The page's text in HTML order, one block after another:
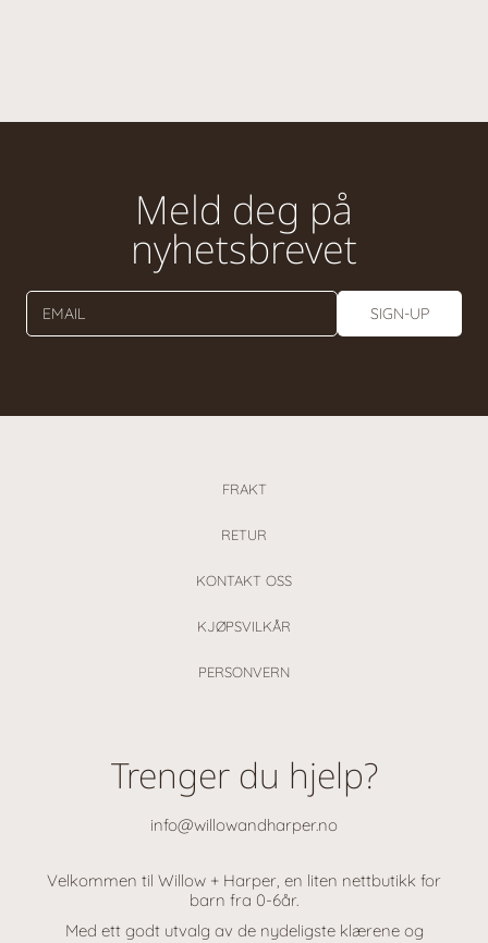
Meld deg på
nyhetsbrevet
EMAIL SIGN-UP
FRAKT
RETUR
KONTAKT OSS
KJØPSVILKÅR
PERSONVERN
Trenger du hjelp?
info@willowandharper.no
Velkommen til Willow + Harper, en liten nettbutikk for
barn fra 0-6år.
Med ett godt utvalg av de nydeligste klærene og